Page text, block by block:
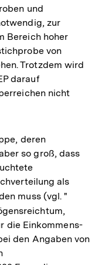
und
zur
Bereich hoher
von
Trotzdem wird
darauf
nicht
deren
so groß, dass
als
muss (vgl. "
die Einkommens-
den Angaben von